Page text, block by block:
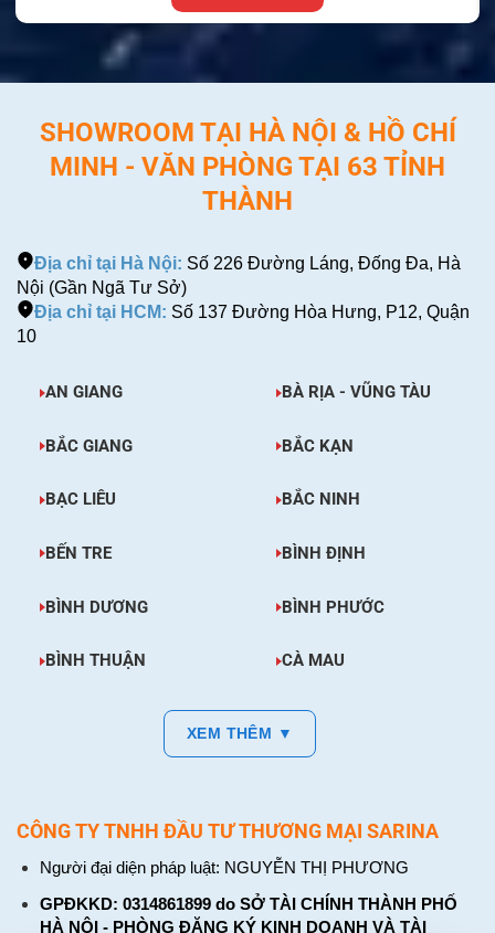
SHOWROOM TẠI HÀ NỘI & HỒ CHÍ
MINH - VĂN PHÒNG TẠI 63 TỈNH
THÀNH
Địa chỉ tại Hà Nội: Số 226 Đường Láng, Đống Đa, Hà
Nội (Gần Ngã Tư Sở)
Địa chỉ tại HCM: Số 137 Đường Hòa Hưng, P12, Quận
10
AN GIANG BÀ RỊA - VŨNG TÀU
BẮC GIANG BẮC KẠN
BẠC LIÊU BẮC NINH
BẾN TRE BÌNH ĐỊNH
BÌNH DƯƠNG BÌNH PHƯỚC
BÌNH THUẬN CÀ MAU
XEM THÊM ▼
CÔNG TY TNHH ĐẦU TƯ THƯƠNG MẠI SARINA
Người đại diện pháp luật: NGUYỄN THỊ PHƯƠNG
GPĐKKD: 0314861899 do SỞ TÀI CHÍNH THÀNH PHỐ
HÀ NỘI - PHÒNG ĐĂNG KÝ KINH DOANH VÀ TÀI